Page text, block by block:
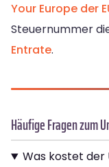
Your Europe der
Steuernummer
Entrate.
Häufige Fragen zum
Was kostet der